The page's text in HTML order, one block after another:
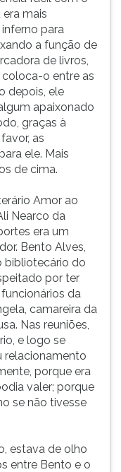
era mais
para
a função de
de livros,
o entre as
depois, ele
apaixonado
graças à
as
ele. Mais
de cima.
Amor ao
Nearco da
era um
Bento Alves,
bibliotecário do
por ter
da
camareira da
Nas reuniões,
e logo se
relacionamento
porque era
valer; porque
se não tivesse
estava de olho
entre Bento e o